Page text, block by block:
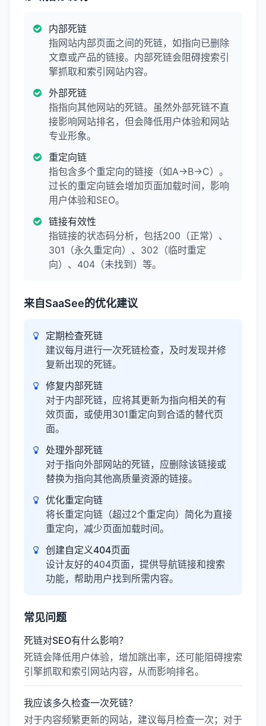
内部死链
指网站内部页面之间的死链，如指向已删除
文章或产品的链接。内部死链会阻碍搜索引
擎抓取和索引网站内容。
外部死链
指指向其他网站的死链。虽然外部死链不直
接影响网站排名，但会降低用户体验和网站
专业形象。
重定向链
指包含多个重定向的链接（如A→B→C）。
过长的重定向链会增加页面加载时间，影响
用户体验和SEO。
链接有效性
指链接的状态码分析，包括200（正常）、
301（永久重定向）、302（临时重定
向）、404（未找到）等。
来自SaaSee的优化建议
定期检查死链
建议每月进行一次死链检查，及时发现并修
复新出现的死链。
修复内部死链
对于内部死链，应将其更新为指向相关的有
效页面，或使用301重定向到合适的替代页
面。
处理外部死链
对于指向外部网站的死链，应删除该链接或
替换为指向其他高质量资源的链接。
优化重定向链
将长重定向链（超过2个重定向）简化为直接
重定向，减少页面加载时间。
创建自定义404页面
设计友好的404页面，提供导航链接和搜索
功能，帮助用户找到所需内容。
常见问题
死链对SEO有什么影响？
死链会降低用户体验，增加跳出率，还可能阻碍搜索
引擎抓取和索引网站内容，从而影响排名。
我应该多久检查一次死链？
对于内容频繁更新的网站，建议每月检查一次；对于